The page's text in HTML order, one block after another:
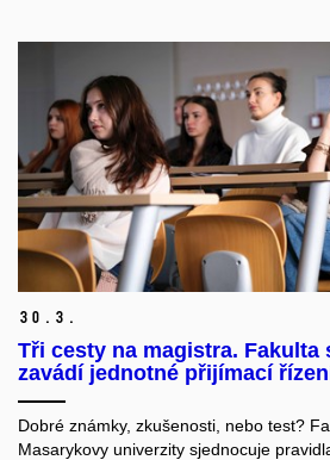
30. 3.
Tři cesty na magistra.
zavádí jednotné přijímací
Dobré známky, zkušenosti, nebo test?
Masarykovy univerzity sjednocuje